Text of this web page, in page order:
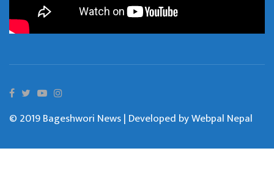
© 2019 Bageshwori News | Developed byWebpal Nepal